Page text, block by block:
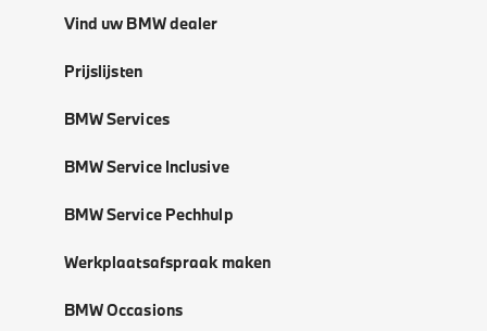
Vind uw BMW dealer
Prijslijsten
BMW Services
BMW Service Inclusive
BMW Service Pechhulp
Werkplaatsafspraak maken
BMW Occasions